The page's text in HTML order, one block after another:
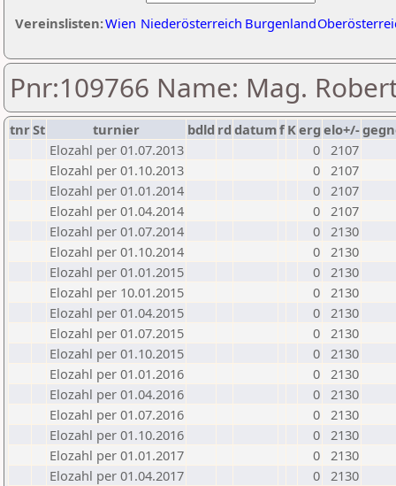
Vereinslisten:Wien Niederösterreich Burgenland
Pnr:109766 Name: Mag.
tnrSt turnier bdld rd datumf Kerg elo+/-
Elozahl per 01.07.2013
0 2107
Elozahl per 01.10.2013
0 2107
Elozahl per 01.01.2014
0 2107
Elozahl per 01.04.2014
0 2107
Elozahl per 01.07.2014
0 2130
Elozahl per 01.10.2014
0 2130
Elozahl per 01.01.2015
0 2130
Elozahl per 10.01.2015
0 2130
Elozahl per 01.04.2015
0 2130
Elozahl per 01.07.2015
0 2130
Elozahl per 01.10.2015
0 2130
Elozahl per 01.01.2016
0 2130
Elozahl per 01.04.2016
0 2130
Elozahl per 01.07.2016
0 2130
Elozahl per 01.10.2016
0 2130
Elozahl per 01.01.2017
0 2130
Elozahl per 01.04.2017
0 2130